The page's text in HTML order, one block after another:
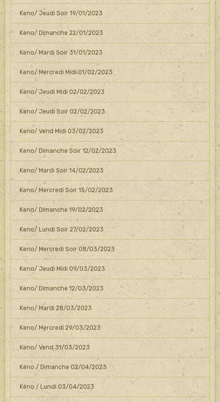
Keno/ Jeudi Soir 19/01/2023
Keno/ Dimanche 22/01/2023
Keno/ Mardi Soir 31/01/2023
Keno/ Mercredi Midi 01/02/2023
Keno/ Jeudi Midi 02/02/2023
Keno/ Jeudi Soir 02/02/2023
Keno/ Vend Midi 03/02/2023
Keno/ Dimanche Soir 12/02/2023
Keno/ Mardi Soir 14/02/2023
Keno/ Mercredi Soir 15/02/2023
Keno/ Dimanche 19/02/2023
Keno/ Lundi Soir 27/02/2023
Keno/ Mercredi Soir 08/03/2023
Keno/ Jeudi Midi 09/03/2023
Keno/ Dimanche 12/03/2023
Keno/ Mardi 28/03/2023
Keno/ Mercredi 29/03/2023
Keno/ Vend 31/03/2023
Kéno / Dimanche 02/04/2023
Kéno / Lundi 03/04/2023